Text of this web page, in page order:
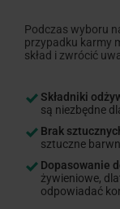
Podczas wyboru
przypadku karmy
skład i zwrócić
Składniki
są niezbędne
Brak
sztuczne
Dopasowanie
żywieniowe,
odpowiadać